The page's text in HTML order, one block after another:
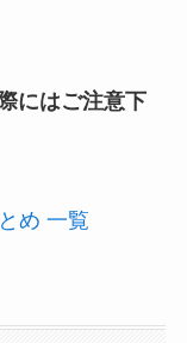
にはご注意下
め 一覧